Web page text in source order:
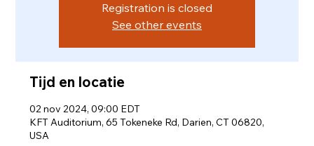
Registration is closed
See other events
Tijd en locatie
02 nov 2024, 09:00 EDT
KFT Auditorium, 65 Tokeneke Rd, Darien, CT 06820,
USA